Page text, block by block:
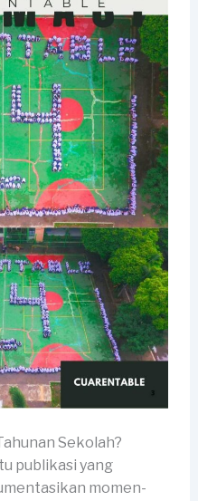
Sekolah?
publikasi yang
momen-